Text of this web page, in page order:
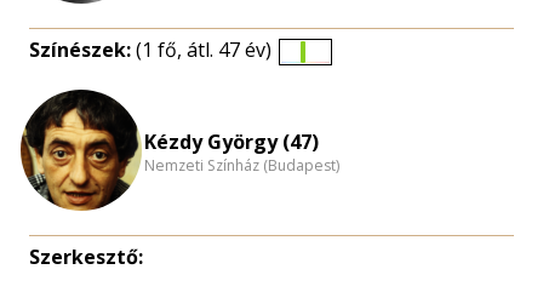
Színészek:(1 fő, átl. 47 év)
nagyítása
Kézdy György (47)
Nemzeti Színház (Budapest)
Szerkesztő: